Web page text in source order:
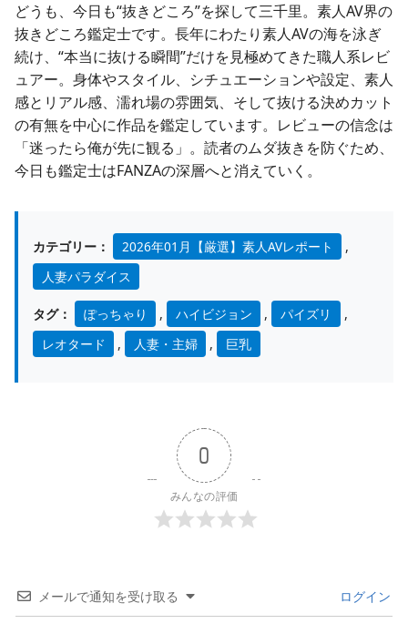
どうも、今日も“抜きどころ”を探して三千里。素人AV界の
抜きどころ鑑定士です。長年にわたり素人AVの海を泳ぎ
続け、“本当に抜ける瞬間”だけを見極めてきた職人系レビ
ュアー。身体やスタイル、シチュエーションや設定、素人
感とリアル感、濡れ場の雰囲気、そして抜ける決めカット
の有無を中心に作品を鑑定しています。レビューの信念は
「迷ったら俺が先に観る」。読者のムダ抜きを防ぐため、
今日も鑑定士はFANZAの深層へと消えていく。
カテゴリー： 2026年01月【厳選】素人AVレポート
,
人妻パラダイス
タグ： ぽっちゃり , ハイビジョン , パイズリ
,
レオタード
, 人妻・主婦 , 巨乳
0
みんなの評価
メールで通知を受け取る ログイン